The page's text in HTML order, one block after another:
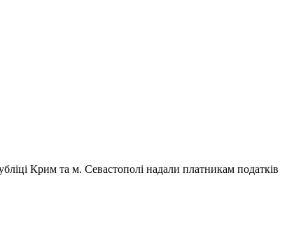
Крим та м. Севастополі надали платникам податків